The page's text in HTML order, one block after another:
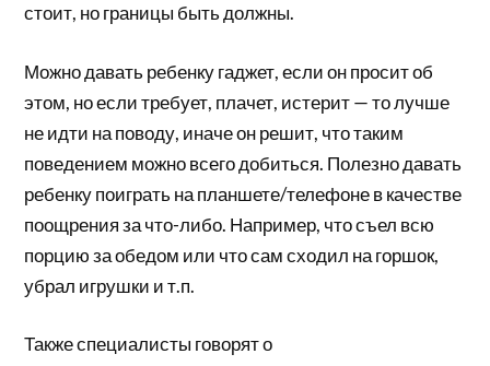
стоит, но границы быть должны.
Можно давать ребенку гаджет, если он просит об
этом, но если требует, плачет, истерит — то лучше
не идти на поводу, иначе он решит, что таким
поведением можно всего добиться. Полезно давать
ребенку поиграть на планшете/телефоне в качестве
поощрения за что-либо. Например, что съел всю
порцию за обедом или что сам сходил на горшок,
убрал игрушки и т.п.
Также специалисты говорят о